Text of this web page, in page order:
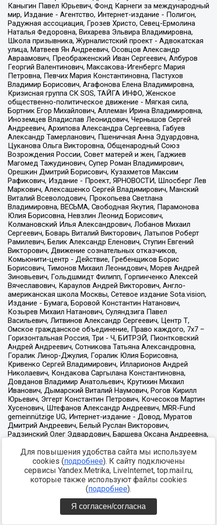
Для повышения удобства сайта мы используем
cookies (подробнее). К сайту подключены
сервисы Yandex.Metrika, LiveInternet, top.mail.ru,
которые также используют файлы cookies
(подробнее).
Я согласен/согласна